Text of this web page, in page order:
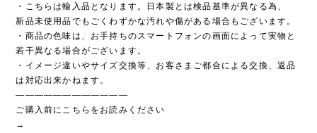
・こちらは輸入品となります。日本製とは検品基準が異なる為、
新品未使用品でもごくわずかな汚れや傷がある場合もございます。
・商品の色味は、お手持ちのスマートフォンの画面によって実物と
若干異なる場合がございます。
・イメージ違いやサイズ交換等、お客さまご都合による交換、返品
は対応出来かねます。
————————————
ご購入前にこちらをお読みください
→